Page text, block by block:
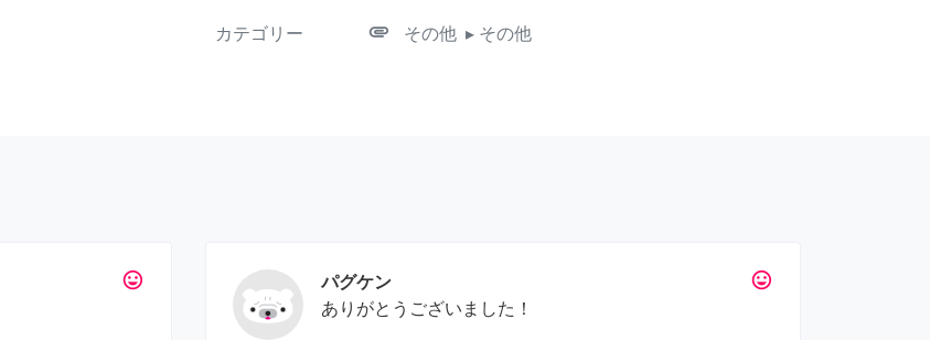
カテゴリー attachment その他 ▸ その他
tag_faces tag_faces
パグケン
ありがとうございました！